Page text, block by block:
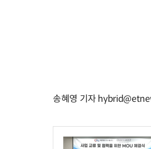
송혜영 기자